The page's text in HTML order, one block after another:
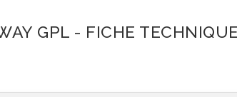
GPL - FICHE TECHNIQUE